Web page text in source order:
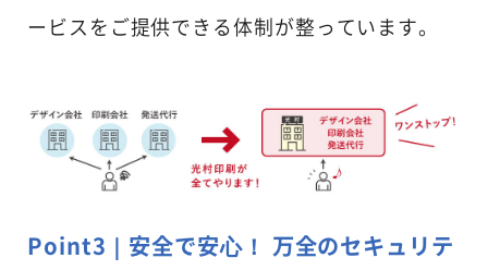
ービスをご提供できる体制が整っています。
Point3｜安全で安⼼！ 万全のセキュリテ